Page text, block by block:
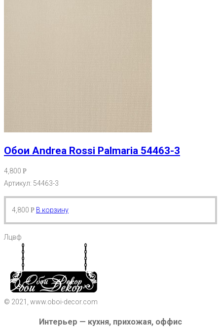
Обои Andrea Rossi Palmaria 54463-3
4,800 Р
Артикул: 54463-3
4,800 Р В корзину
Лцвф
© 2021, www.oboi-decor.com
Интерьер — кухня, прихожая, оффис